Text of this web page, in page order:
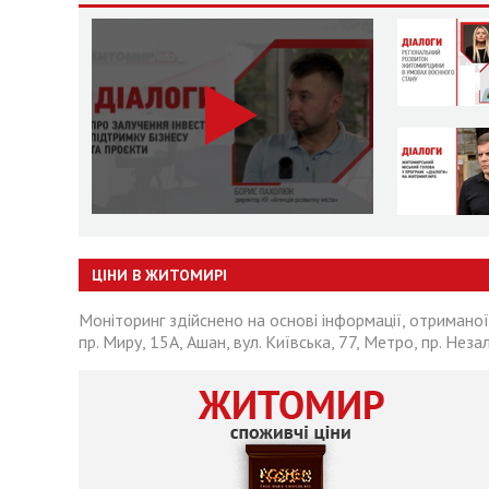
ЦІНИ В ЖИТОМИРІ
Моніторинг здійснено на основі інформації,
пр. Миру, 15А, Ашан, вул. Київська, 77, Метро, пр.